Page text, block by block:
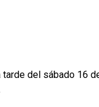
del sábado 16